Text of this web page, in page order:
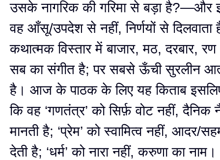
उसके नागरिक की गरिमा से बड़ा है?—और
वह आँसू/उपदेश से नहीं, निर्णयों से दिलवाता
कथात्मक विस्तार में बाजार, मठ, दरबार,
सब का संगीत है; पर सबसे ऊँची सुरलीन
है। आज के पाठक के लिए यह किताब इसलिए
कि वह ‘गणतंत्र’ को सिर्फ़ वोट नहीं, दैनिक
मानती है; ‘प्रेम’ को स्वामित्व नहीं, आदर/
देती है; ‘धर्म’ को नारा नहीं, करुणा का